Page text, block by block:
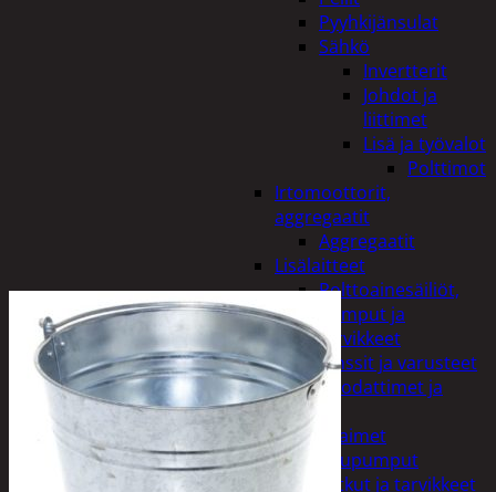
Pyyhkijänsulat
Sähkö
Invertterit
Johdot ja
liittimet
Lisä ja työvalot
Polttimot
Irtomoottorit,
aggregaatit
Aggregaatit
Lisälaitteet
Polttoainesäiliöt,
pumput ja
tarvikkeet
Vinssit ja varusteet
Öljyt, suodattimet ja
nesteet
Avaimet
Imupumput
Letkut ja tarvikkeet